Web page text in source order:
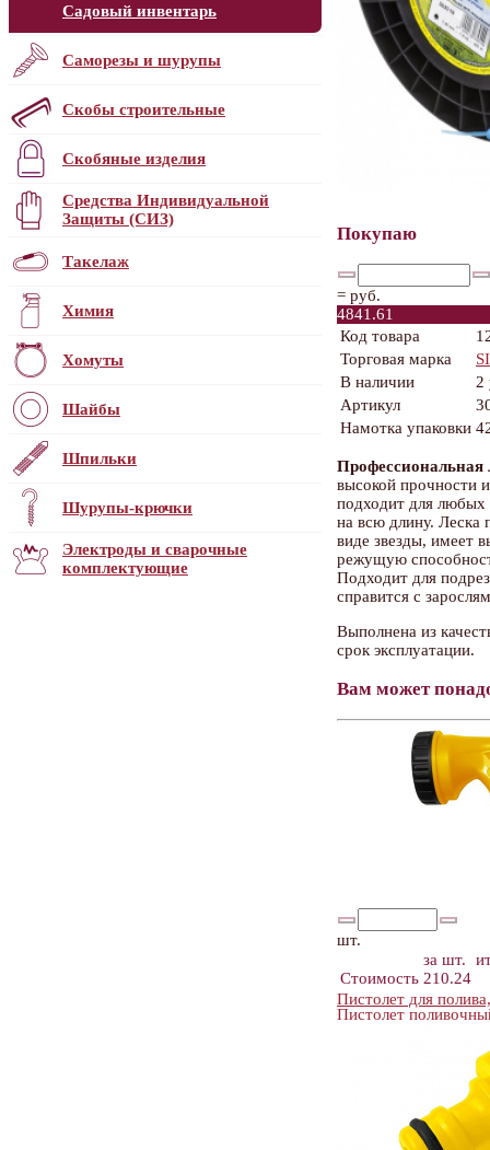
Садовый инвентарь
Саморезы и шурупы
Скобы строительные
Скобяные изделия
Средства Индивидуальной
Защиты (СИЗ)
Такелаж
Химия
Хомуты
Шайбы
Шпильки
Шурупы-крючки
Электроды и сварочные
комплектующие
Покупаю
= руб.
4841.61
Код товара
Торговая марка
В наличии
2
Артикул
Намотка упаковки
Профессиональная
высокой прочности
подходит для
на всю длину. Леска
виде звезды, имеет
режущую
Подходит для
справится с
Выполнена из
срок эксплуатации.
Вам может
шт.
за шт.
Стоимость 210.24
Пистолет для
Пистолет